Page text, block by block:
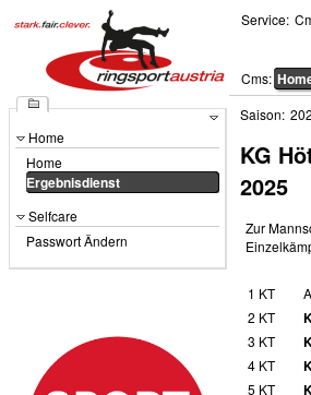
Cms:
Service:
Home
Home
Ergebnisdienst
Selfcare
Passwort Ändern
Saison:
KG
2025
Zur
1 KT
2 KT
3 KT
4 KT
5 KT